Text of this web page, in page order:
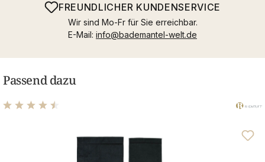
FREUNDLICHER KUNDENSERVICE
Wir sind Mo-Fr für Sie erreichbar.
E-Mail: info@bademantel-welt.de
Passend dazu